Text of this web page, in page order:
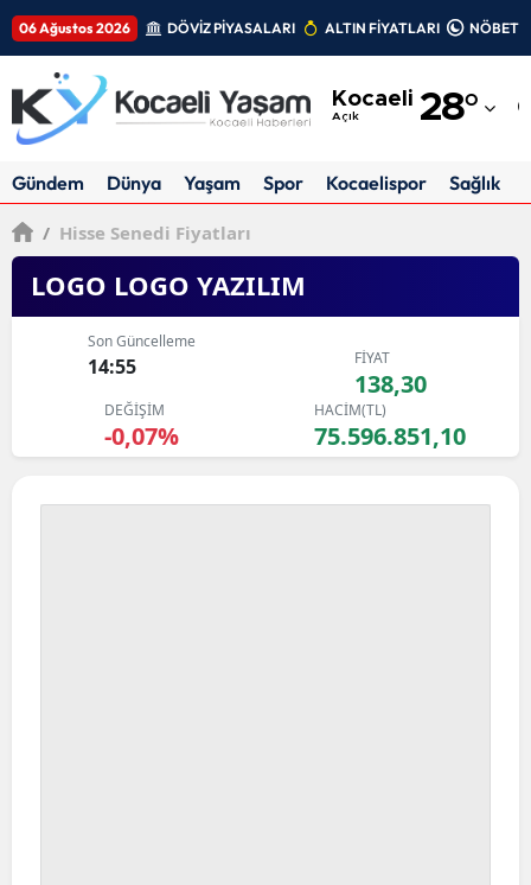
06 Ağustos 2026 DÖVİZ PİYASALARI ALTIN FİYATLARI
Kocaeli
Açık 28°
Adıyaman
Ankara
Antalya
Artvin
Aydın
Balıkesir
Gündem Dünya Yaşam Spor Kocaelispor Sağlık
/ Hisse Senedi Fiyatları
LOGO LOGO YAZILIM
Son Güncelleme
14:55 FİYAT
138,30
DEĞİŞİM
-0,07%
HACİM(TL)
75.596.851,10